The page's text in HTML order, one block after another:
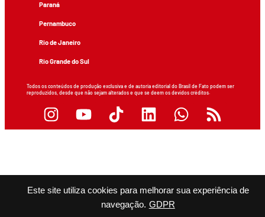
Este site utiliza cookies para melhorar sua experiência de
navegação. GDPR
Paraná
Pernambuco
Rio de Janeiro
Rio Grande do Sul
Todos os conteúdos de produção exclusiva e de autoria editorial do Brasil de Fato podem ser
reproduzidos, desde que não sejam alterados e que se deem os devidos créditos.